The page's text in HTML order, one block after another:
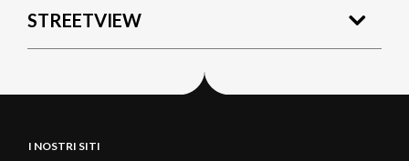
STREETVIEW
I NOSTRI SITI